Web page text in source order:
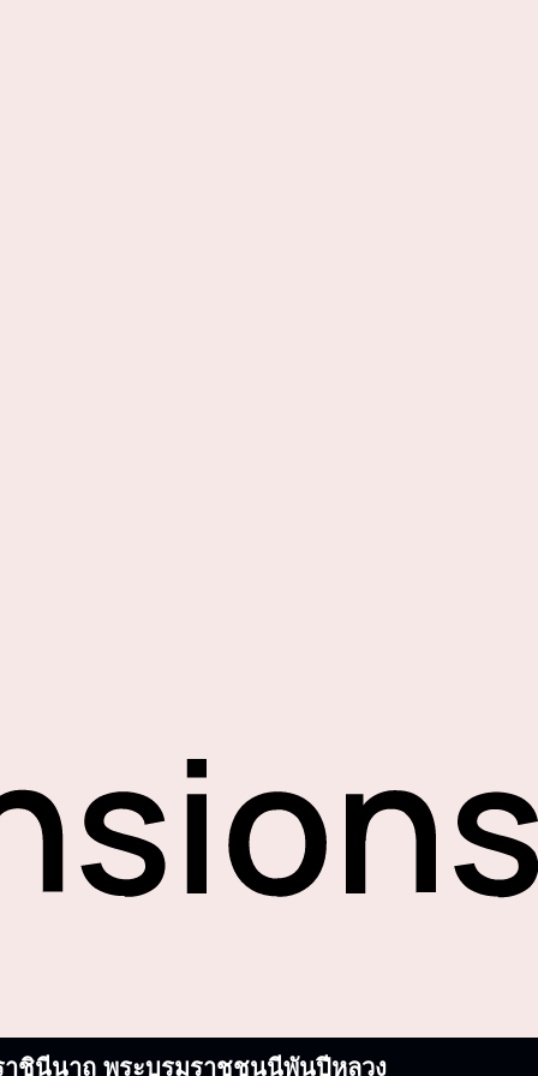
าชินีนาถ พระบรมราชชนนีพันปีหลวง